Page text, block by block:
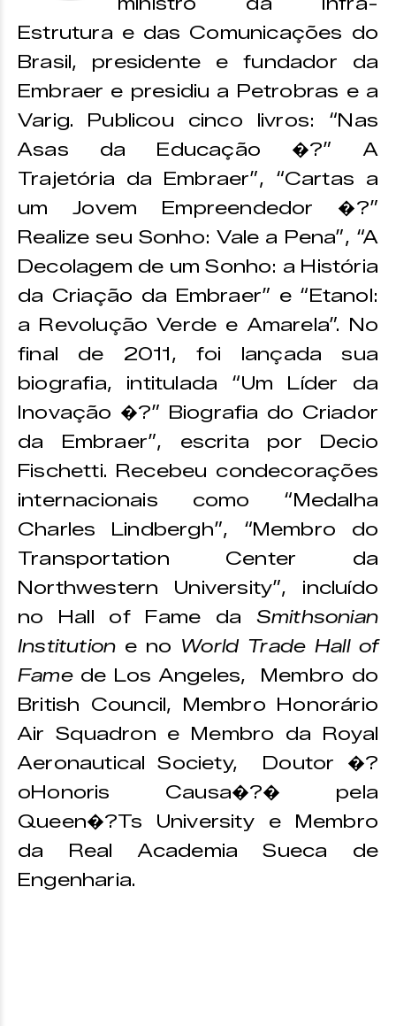
Estrutura e das Comunicações do
Brasil, presidente e fundador da
Embraer e presidiu a Petrobras e a
Varig. Publicou cinco livros: “Nas
Asas da Educação �?” A
Trajetória da Embraer”, “Cartas a
um Jovem Empreendedor �?”
Realize seu Sonho: Vale a Pena”, “A
Decolagem de um Sonho: a História
da Criação da Embraer” e “Etanol:
a Revolução Verde e Amarela”. No
final de 2011, foi lançada sua
biografia, intitulada “Um Líder da
Inovação �?” Biografia do Criador
da Embraer”, escrita por Decio
Fischetti. Recebeu condecorações
internacionais como “Medalha
Charles Lindbergh”, “Membro do
Transportation Center da
Northwestern University”, incluído
no Hall of Fame da Smithsonian
Institution e no World Trade Hall of
Famede Los Angeles, Membro do
British Council, Membro Honorário
Air Squadron e Membro da Royal
Aeronautical Society, Doutor �?
oHonoris Causa�?� pela
Queen�?Ts University e Membro
da Real Academia Sueca de
Engenharia.